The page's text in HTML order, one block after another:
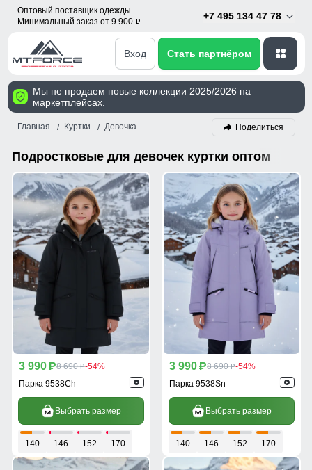
Оптовый поставщик одежды.
Минимальный заказ от 9 900 p
+7 495 134 47 78
Вход Стать партнёром
Мы не продаем новые коллекции 2025/2026 на
маркетплейсах.
Главная Куртки Девочка Поделиться
Подростковые для девочек куртки оптом
3 990 p8 690 p-54%
Парка 9538Ch
Выбрать размер
140 146 152 170
3 990 p8 690 p-54%
Парка 9538Sn
Выбрать размер
140 146 152 170